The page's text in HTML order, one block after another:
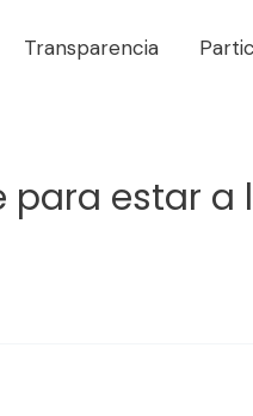
Transparencia
estar a